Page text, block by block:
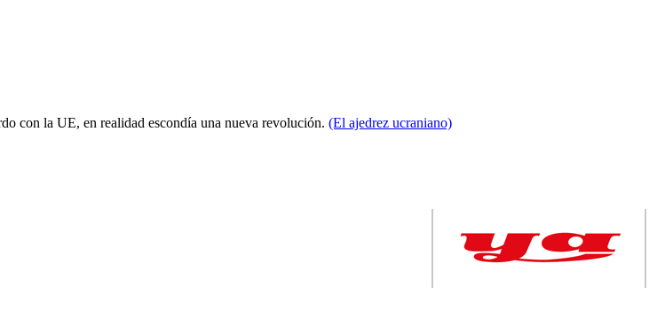
con la UE, en realidad escondía una nueva revolución. (El ajedrez ucraniano)